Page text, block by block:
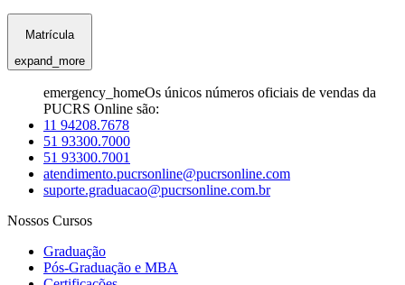
Matrícula
expand_more
emergency_homeOs únicos números oficiais de vendas da
PUCRS Online são:
11 94208.7678
51 93300.7000
51 93300.7001
atendimento.pucrsonline@pucrsonline.com
suporte.graduacao@pucrsonline.com.br
Nossos Cursos
Graduação
Pós-Graduação e MBA